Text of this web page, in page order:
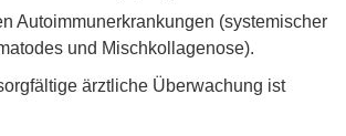
Autoimmunerkrankungen (systemischer
und Mischkollagenose).
ärztliche Überwachung ist